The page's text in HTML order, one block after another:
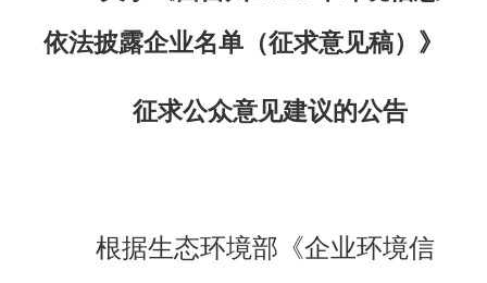
依法披露企业名单（征求意见稿）》
征求公众意见建议的公告
根据生态环境部《企业环境信